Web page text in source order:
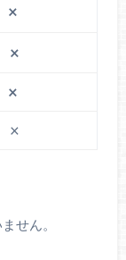
×
×
×
×
せん。